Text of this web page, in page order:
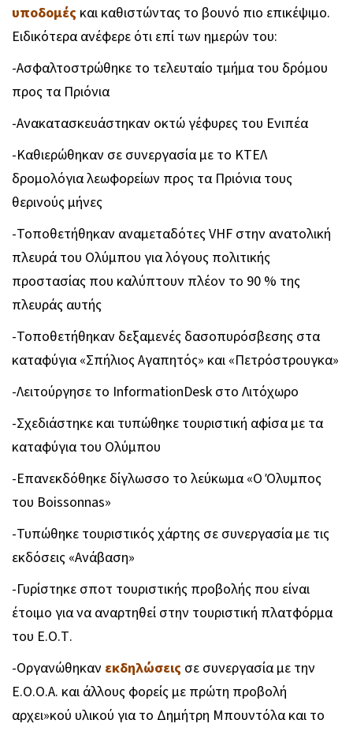
υποδομές και καθιστώντας το βουνό πιο επικέψιμο.
Ειδικότερα ανέφερε ότι επί των ημερών του:
-Ασφαλτοστρώθηκε το τελευταίο τμήμα του δρόμου
προς τα Πριόνια
-Ανακατασκευάστηκαν οκτώ γέφυρες του Ενιπέα
-Καθιερώθηκαν σε συνεργασία με το ΚΤΕΛ
δρομολόγια λεωφορείων προς τα Πριόνια τους
θερινούς μήνες
-Τοποθετήθηκαν αναμεταδότεςVHF στην ανατολική
πλευρά του Ολύμπου για λόγους πολιτικής
προστασίας που καλύπτουν πλέον το 90 % της
πλευράς αυτής
-Τοποθετήθηκαν δεξαμενές δασοπυρόσβεσης στα
καταφύγια «Σπήλιος Αγαπητός» και «Πετρόστρουγκα»
-Λειτούργησε το InformationDesk στο Λιτόχωρο
-Σχεδιάστηκε και τυπώθηκε τουριστική αφίσα με τα
καταφύγια του Ολύμπου
-Επανεκδόθηκε δίγλωσσο το λεύκωμα «Ο Όλυμπος
του Boissonnas»
-Τυπώθηκε τουριστικός χάρτης σε συνεργασία με τις
εκδόσεις «Ανάβαση»
-Γυρίστηκε σποτ τουριστικής προβολής που είναι
έτοιμο για να αναρτηθεί στην τουριστική πλατφόρμα
του Ε.Ο.Τ.
-Οργανώθηκαν εκδηλώσεις σε συνεργασία με την
Ε.Ο.Ο.Α. και άλλους φορείς με πρώτη προβολή
αρχει»κού υλικού για το Δημήτρη Μπουντόλα και το